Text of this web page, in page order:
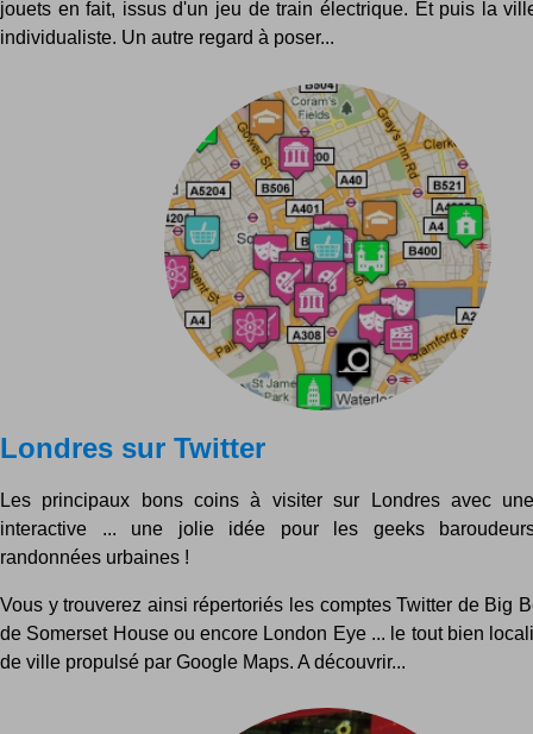
jouets en fait, issus d'un jeu de train électrique. Et puis la
individualiste. Un autre regard à poser...
Londres sur Twitter
Les principaux bons coins à visiter sur Londres avec
interactive ... une jolie idée pour les geeks
randonnées urbaines !
Vous y trouverez ainsi répertoriés les comptes Twitter de Big
de Somerset House ou encore London Eye ... le tout bien
de ville propulsé par Google Maps. A découvrir...